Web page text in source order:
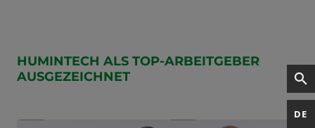
DE
HUMINTECH ALS TOP-ARBEITGEBER
AUSGEZEICHNET